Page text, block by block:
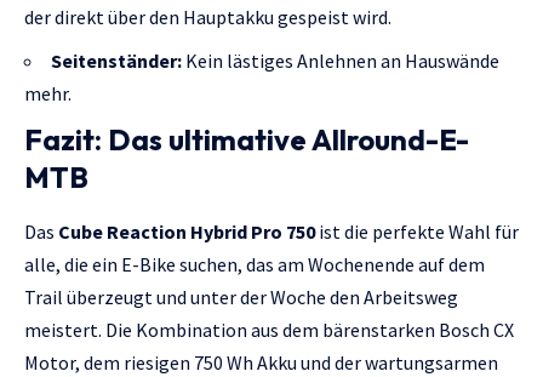
der direkt über den Hauptakku gespeist wird.
Seitenständer: Kein lästiges Anlehnen an Hauswände
mehr.
Fazit: Das ultimative Allround-E-
MTB
Das Cube Reaction Hybrid Pro 750ist die perfekte Wahl für
alle, die ein E-Bike suchen, das am Wochenende auf dem
Trail überzeugt und unter der Woche den Arbeitsweg
meistert. Die Kombination aus dem bärenstarken Bosch CX
Motor, dem riesigen 750 Wh Akku und der wartungsarmen